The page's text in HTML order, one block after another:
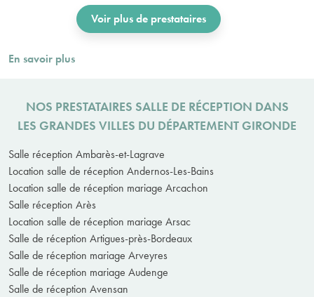
Voir plus de prestataires
En savoir plus
NOS PRESTATAIRES SALLE DE RÉCEPTION DANS
LES GRANDES VILLES DU DÉPARTEMENT GIRONDE
Salle réception Ambarès-et-Lagrave
Location salle de réception Andernos-Les-Bains
Location salle de réception mariage Arcachon
Salle réception Arès
Location salle de réception mariage Arsac
Salle de réception Artigues-près-Bordeaux
Salle de réception mariage Arveyres
Salle de réception mariage Audenge
Salle de réception Avensan